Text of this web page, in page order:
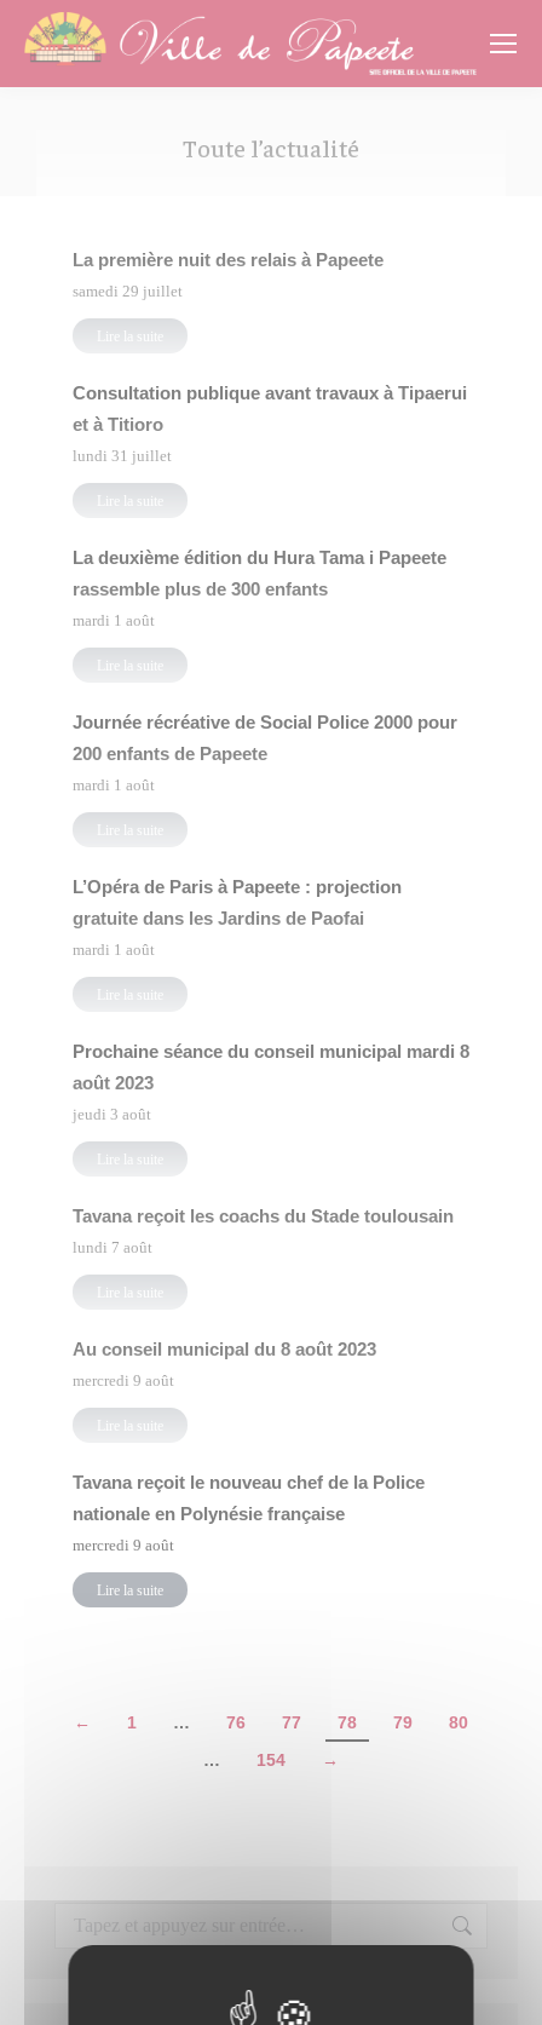
Toute l’actualité
La première nuit des relais à Papeete
samedi 29 juillet
Lire la suite
Consultation publique avant travaux à Tipaerui
et à Titioro
lundi 31 juillet
Lire la suite
La deuxième édition du Hura Tama i Papeete
rassemble plus de 300 enfants
mardi 1 août
Lire la suite
Journée récréative de Social Police 2000 pour
200 enfants de Papeete
mardi 1 août
Lire la suite
L’Opéra de Paris à Papeete : projection
gratuite dans les Jardins de Paofai
mardi 1 août
Lire la suite
Prochaine séance du conseil municipal mardi 8
août 2023
jeudi 3 août
Lire la suite
Tavana reçoit les coachs du Stade toulousain
lundi 7 août
Lire la suite
Au conseil municipal du 8 août 2023
mercredi 9 août
Lire la suite
Tavana reçoit le nouveau chef de la Police
nationale en Polynésie française
mercredi 9 août
Lire la suite
← 1 … 76 77 78 79
80
…
154 →
Cookies management panel